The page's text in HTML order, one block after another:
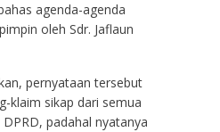
agenda-agenda
oleh Sdr. Jaflaun
pernyataan tersebut
klaim sikap dari semua
padahal nyatanya